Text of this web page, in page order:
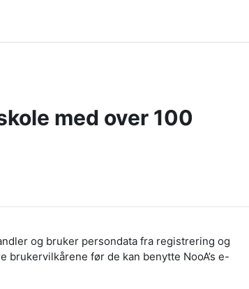
med over 100
og bruker persondata fra registrering og
før de kan benytte NooA’s e-